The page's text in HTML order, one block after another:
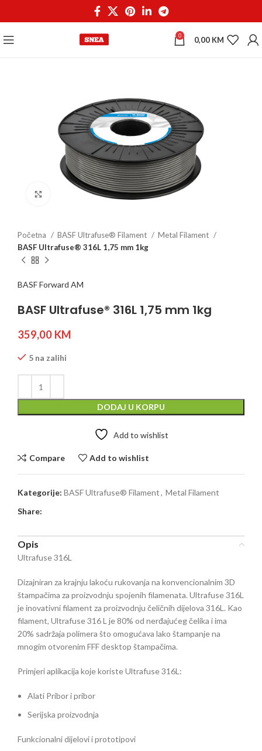
0 0,00 KM
Click to enlarge
Početna BASF Ultrafuse® Filament
Metal Filament
BASF Ultrafuse® 316L 1,75 mm 1kg
BASF Forward AM
BASF Ultrafuse® 316L 1,75 mm 1kg
359,00 KM
5 na zalihi
DODAJ U KORPU
Add to wishlist
Compare Add to wishlist
Kategorije: BASF Ultrafuse® Filament, Metal Filament
Share:
Opis
Ultrafuse 316L
Dizajniran za krajnju lakoću rukovanja na konvencionalnim 3D
štampačima za proizvodnju spojenih filamenata.Ultrafuse 316L
je inovativni filament za proizvodnju čeličnih dijelova 316L. Kao
filament, Ultrafuse 316 L je 80% od nerđajućeg čelika i ima
20% sadržaja polimera što omogućava lako štampanje na
mnogim otvorenim FFF desktop štampačima.
Primjeri aplikacija koje koriste Ultrafuse 316L:
Alati Pribor i pribor
Serijska proizvodnja
Funkcionalni dijelovi i prototipovi